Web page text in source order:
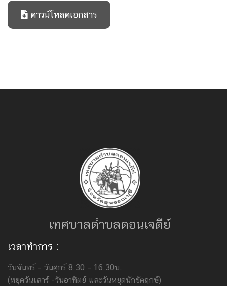
ดาวน์โหลดเอกสาร
เทศบาลตำบลดอนเจดีย์
เวลาทำการ :
วันจันทร์ – วันศุกร์ 8.30 – 16.30น.
(หยุดวันเสาร์ -วันอาทิตย์ และวันหยุดนักขัตฤกษ์)